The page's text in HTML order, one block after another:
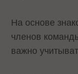
На основе
членов
важно